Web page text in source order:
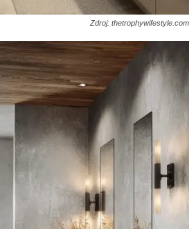
Zdroj: thetrophywifestyle.com